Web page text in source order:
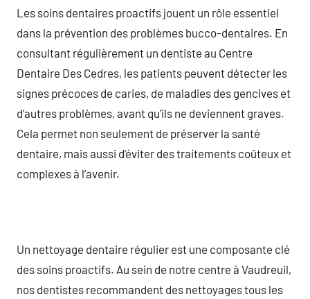
Les soins dentaires proactifs jouent un rôle essentiel
dans la prévention des problèmes bucco-dentaires. En
consultant régulièrement un dentiste au Centre
Dentaire Des Cedres, les patients peuvent détecter les
signes précoces de caries, de maladies des gencives et
d’autres problèmes, avant qu’ils ne deviennent graves.
Cela permet non seulement de préserver la santé
dentaire, mais aussi d’éviter des traitements coûteux et
complexes à l’avenir.
Un nettoyage dentaire régulier est une composante clé
des soins proactifs. Au sein de notre centre à Vaudreuil,
nos dentistes recommandent des nettoyages tous les